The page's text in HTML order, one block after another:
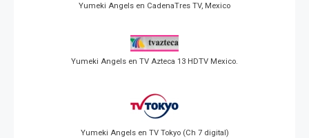
Yumeki Angels en CadenaTres TV, Mexico
Yumeki Angels en TV Azteca 13 HDTV Mexico.
Yumeki Angels en TV Tokyo (Ch 7 digital)